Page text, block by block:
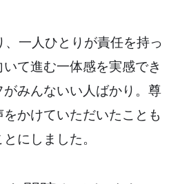
一人ひとりが責任を持っ
て進む一体感を実感でき
みんないい人ばかり。尊
かけていただいたことも
にしました。